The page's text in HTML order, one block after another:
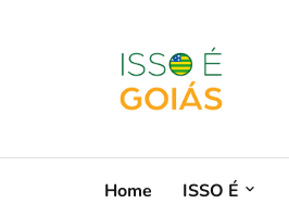
Home ISSO É